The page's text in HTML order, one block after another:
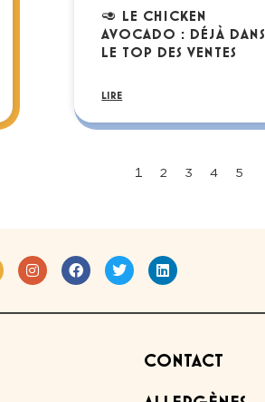
🥑 LE CHICKEN
AVOCADO : DÉJÀ DANS
LE TOP DES VENTES
LIRE
1 2 3 4 5
CONTACT